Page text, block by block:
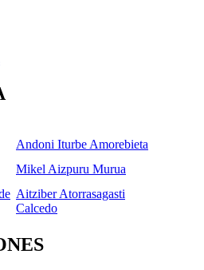
Andoni Iturbe Amorebieta
Mikel Aizpuru Murua
Aitziber Atorrasagasti
Calcedo